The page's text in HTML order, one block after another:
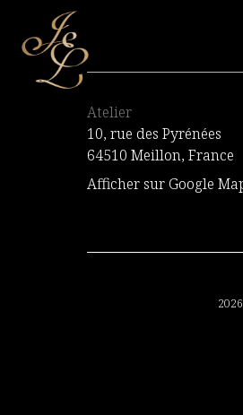
Atelier
10, rue des Pyrénées
64510 Meillon, France
Afficher sur Google